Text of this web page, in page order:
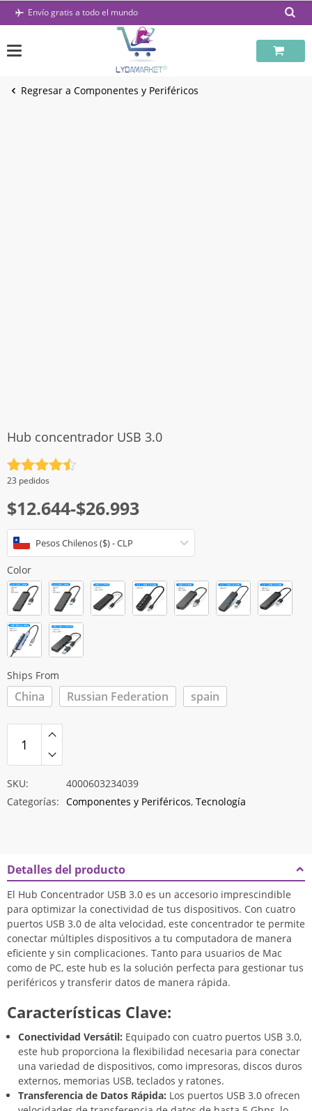
Saltar
Envío gratis a todo el mundo
Regresar a Componentes y Periféricos
Hub concentrador USB 3.0
Valorado
con
de 5
23 pedidos
$12.644-$26.993
Rango
de
precios:
desde
$12.644
hasta
$26.993
Pesos Chilenos ($) - CLP
Color
Ships From
China Russian Federation spain
SKU:
4000603234039
Categorías: Componentes y Periféricos, Tecnología
Detalles del producto
El Hub Concentrador USB 3.0 es un accesorio imprescindible
para optimizar la conectividad de tus dispositivos. Con cuatro
puertos USB 3.0 de alta velocidad, este concentrador te permite
conectar múltiples dispositivos a tu computadora de manera
eficiente y sin complicaciones. Tanto para usuarios de Mac
como de PC, este hub es la solución perfecta para gestionar tus
periféricos y transferir datos de manera rápida.
Características Clave:
Conectividad Versátil: Equipado con cuatro puertos USB 3.0,
este hub proporciona la flexibilidad necesaria para conectar
una variedad de dispositivos, como impresoras, discos duros
externos, memorias USB, teclados y ratones.
Transferencia de Datos Rápida: Los puertos USB 3.0 ofrecen